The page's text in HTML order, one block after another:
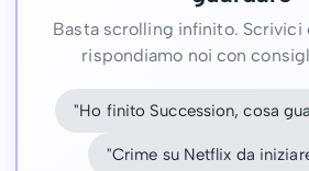
Basta scrolling infinito. Scrivici
rispondiamo noi con
"Ho finito Succession, cosa
"Crime su Netflix da